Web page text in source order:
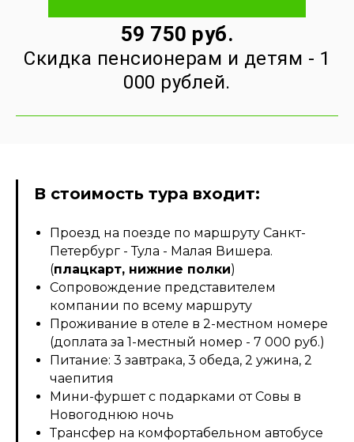
59 750 руб.
Скидка пенсионерам и детям - 1
000 рублей.
В стоимость тура входит:
Проезд на поезде по маршруту Санкт-
Петербург - Тула - Малая Вишера.
(плацкарт, нижние полки)
Сопровождение представителем
компании по всему маршруту
Проживание в отеле в 2-местном номере
(доплата за 1-местный номер - 7 000 руб.)
Питание: 3 завтрака, 3 обеда, 2 ужина, 2
чаепития
Мини-фуршет с подарками от Совы в
Новогоднюю ночь
Трансфер на комфортабельном автобусе